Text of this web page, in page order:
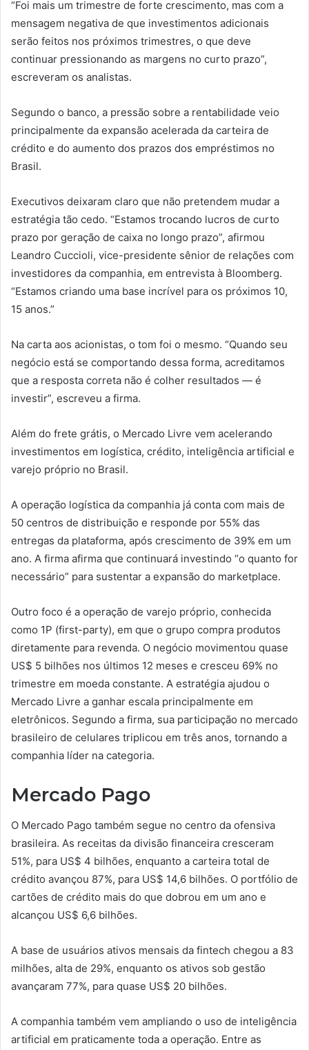
“Foi mais um trimestre de forte crescimento, mas com a
mensagem negativa de que investimentos adicionais
serão feitos nos próximos trimestres, o que deve
continuar pressionando as margens no curto prazo”,
escreveram os analistas.
Segundo o banco, a pressão sobre a rentabilidade veio
principalmente da expansão acelerada da carteira de
crédito e do aumento dos prazos dos empréstimos no
Brasil.
Executivos deixaram claro que não pretendem mudar a
estratégia tão cedo. “Estamos trocando lucros de curto
prazo por geração de caixa no longo prazo”, afirmou
Leandro Cuccioli, vice-presidente sênior de relações com
investidores da companhia, em entrevista à Bloomberg.
“Estamos criando uma base incrível para os próximos 10,
15 anos.”
Na carta aos acionistas, o tom foi o mesmo. “Quando seu
negócio está se comportando dessa forma, acreditamos
que a resposta correta não é colher resultados — é
investir”, escreveu a firma.
Além do frete grátis, o Mercado Livre vem acelerando
investimentos em logística, crédito, inteligência artificial e
varejo próprio no Brasil.
A operação logística da companhia já conta com mais de
50 centros de distribuição e responde por 55% das
entregas da plataforma, após crescimento de 39% em um
ano. A firma afirma que continuará investindo “o quanto for
necessário” para sustentar a expansão do marketplace.
Outro foco é a operação de varejo próprio, conhecida
como 1P (first-party), em que o grupo compra produtos
diretamente para revenda. O negócio movimentou quase
US$ 5 bilhões nos últimos 12 meses e cresceu 69% no
trimestre em moeda constante. A estratégia ajudou o
Mercado Livre a ganhar escala principalmente em
eletrônicos. Segundo a firma, sua participação no mercado
brasileiro de celulares triplicou em três anos, tornando a
companhia líder na categoria.
Mercado Pago
O Mercado Pago também segue no centro da ofensiva
brasileira. As receitas da divisão financeira cresceram
51%, para US$ 4 bilhões, enquanto a carteira total de
crédito avançou 87%, para US$ 14,6 bilhões. O portfólio de
cartões de crédito mais do que dobrou em um ano e
alcançou US$ 6,6 bilhões.
A base de usuários ativos mensais da fintech chegou a 83
milhões, alta de 29%, enquanto os ativos sob gestão
avançaram 77%, para quase US$ 20 bilhões.
A companhia também vem ampliando o uso de inteligência
artificial em praticamente toda a operação. Entre as